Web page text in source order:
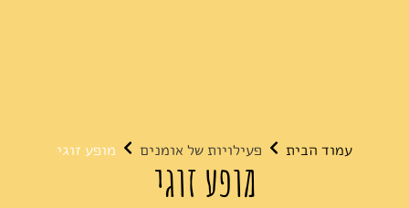
עמוד הבית פעילויות של אומנים מופע זוגי
מופע זוגי